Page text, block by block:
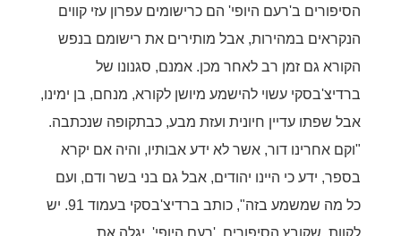
הסיפורים ב'רעם היופי' הם כרישומים עפרון עזי קווים
הנקראים במהירות, אבל מותירים את רישומם בנפש
הקורא גם זמן רב לאחר מכן. אמנם, סגנונו של
ברדיצ'בסקי עשוי להישמע מיושן לקורא, מנחם, בן ימינו,
אבל שפתו עדיין חיונית ועזת מבע, כבתקופה שנכתבה.
"וקם אחרינו דור, אשר לא ידע אבותיו, והיה אם יקרא
בספר, ידע כי היינו יהודים, אבל גם בני בשר ודם, ועם
כל מה שמשמע בזה", כותב ברדיצ'בסקי בעמוד 91. יש
לקוות, שקובץ הסיפורים, 'רעם היופי', יגלה את